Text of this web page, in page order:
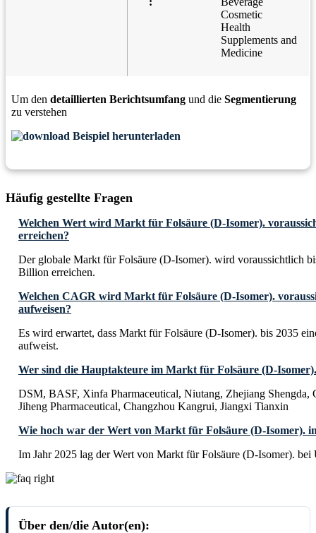
Cosmetic
Health
Supplements and
Medicine
Um den detaillierten Berichtsumfang und die Segmentierung
zu verstehen
Beispiel herunterladen
Häufig gestellte Fragen
Welchen Wert wird Markt für Folsäure (D-Isomer).
erreichen?
Der globale Markt für Folsäure (D-Isomer). wird voraussichtlich
Billion erreichen.
Welchen CAGR wird Markt für Folsäure (D-Isomer).
aufweisen?
Es wird erwartet, dass Markt für Folsäure (D-Isomer). bis 2035
aufweist.
Wer sind die Hauptakteure im Markt für Folsäure (D-
DSM, BASF, Xinfa Pharmaceutical, Niutang, Zhejiang Shengda,
Jiheng Pharmaceutical, Changzhou Kangrui, Jiangxi Tianxin
Wie hoch war der Wert von Markt für Folsäure (D-Isomer).
Im Jahr 2025 lag der Wert von Markt für Folsäure (D-Isomer).
Über den/die Autor(en):